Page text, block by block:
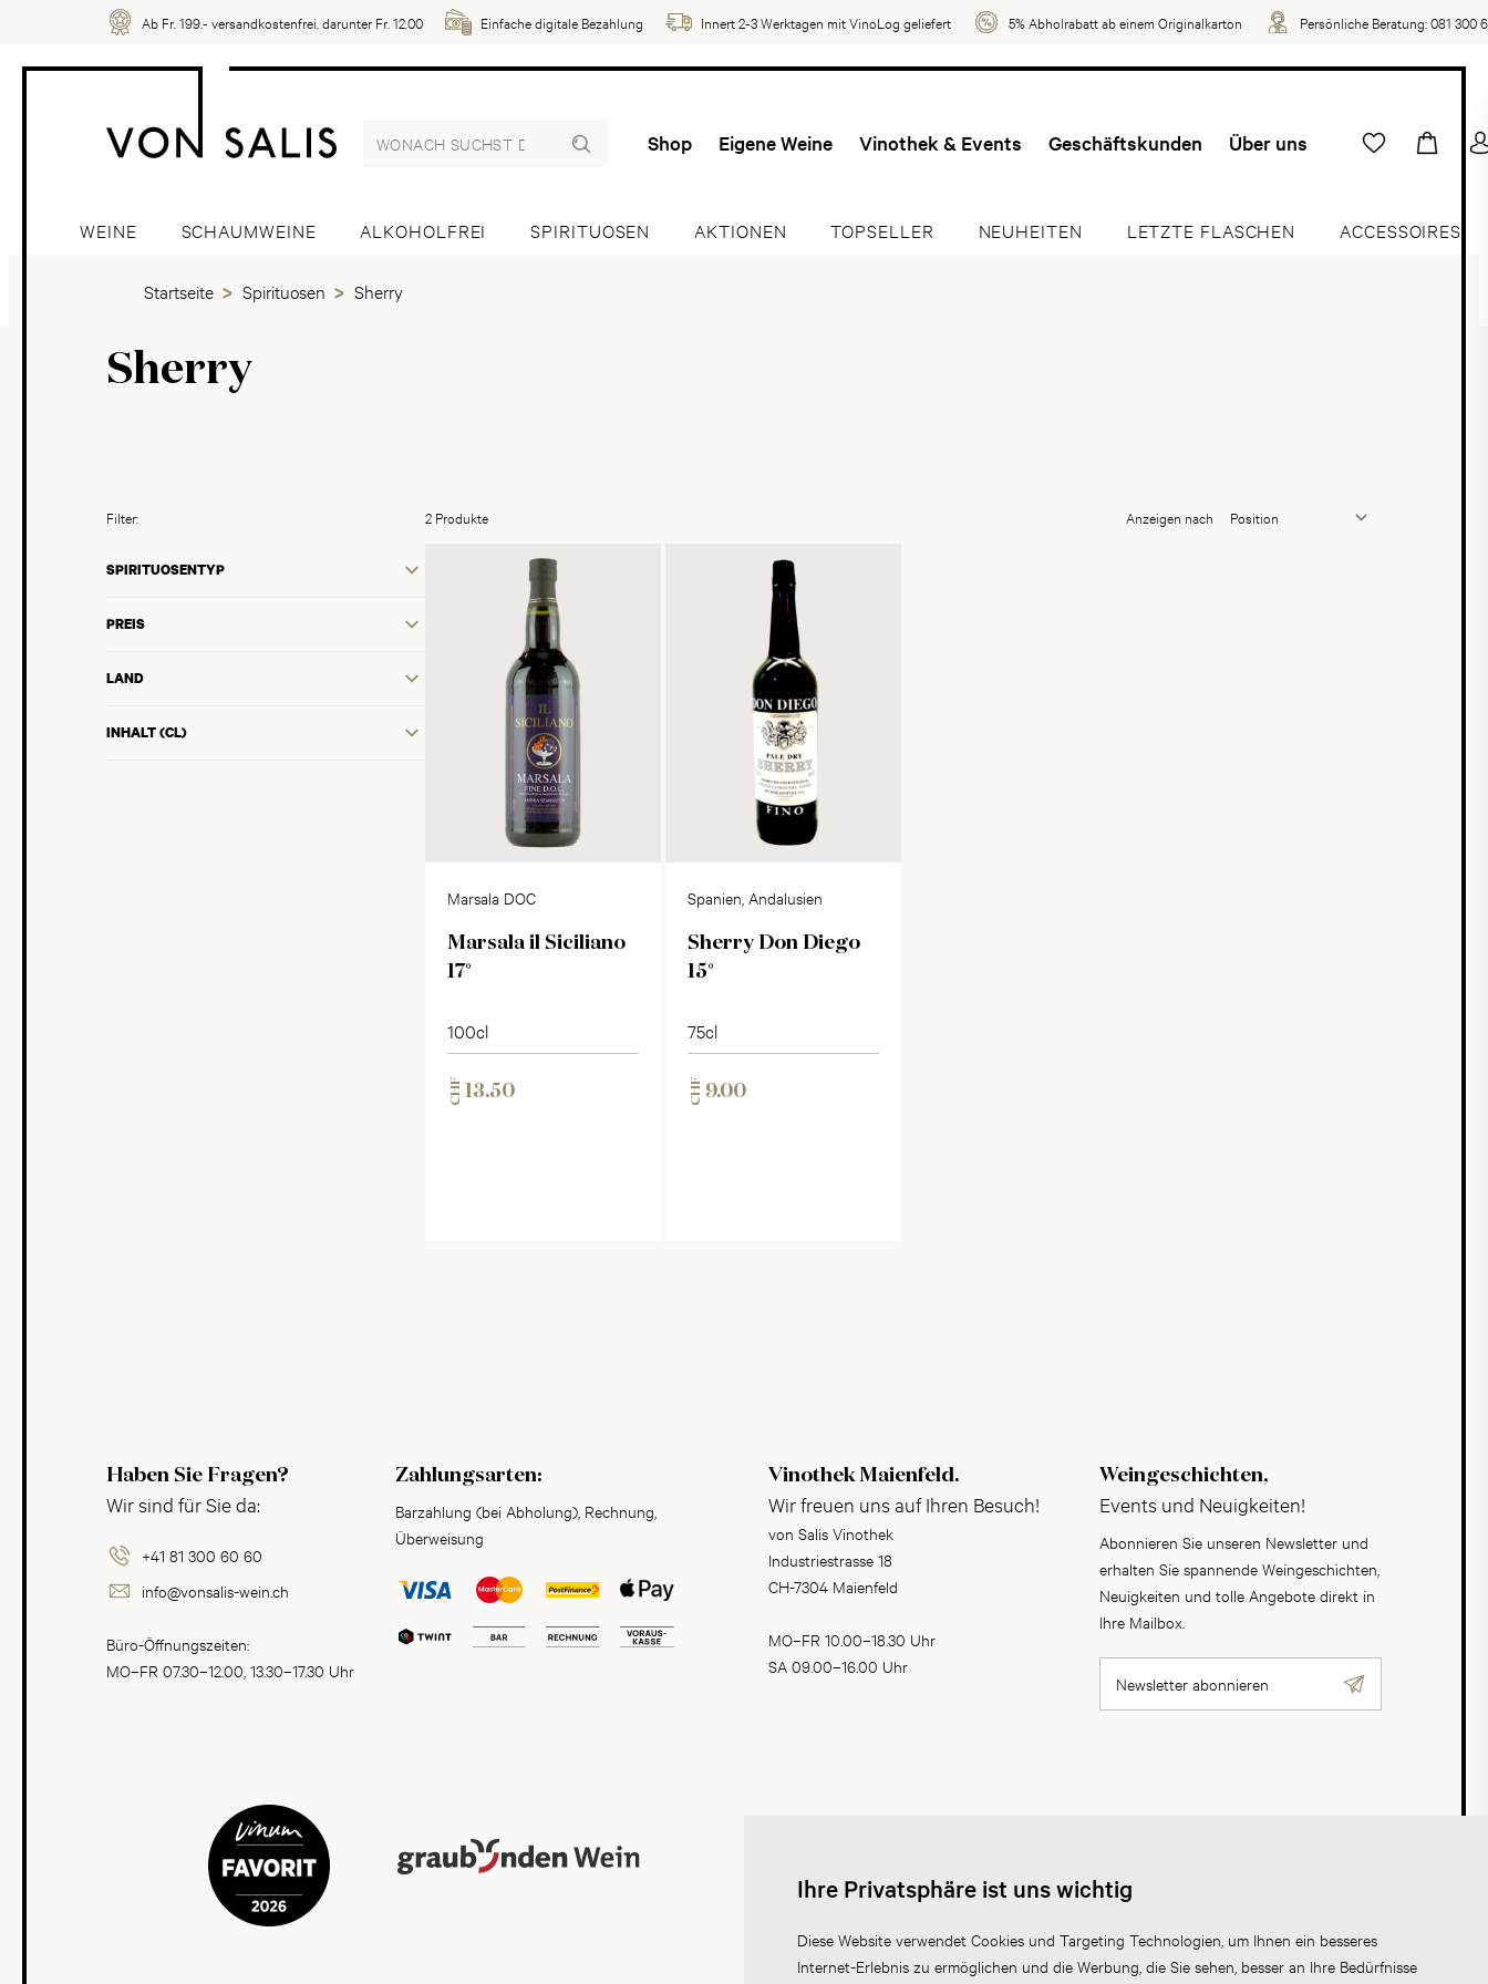
Ihre Privatsphäre ist uns wichtig
Diese Website verwendet Cookies und Targeting Technologien, um Ihnen ein besseres
Internet-Erlebnis zu ermöglichen und die Werbung, die Sie sehen, besser an Ihre Bedürfnisse
Ab Fr. 199.- versandkostenfrei, darunter Fr. 12.00 Einfache digitale Bezahlung Innert 2-3 Werktagen mit VinoLog geliefert 5% Abholrabatt ab einem Originalkarton Persönliche Beratung:081 300
Shop Eigene Weine Vinothek & Events Geschäftskunden Über uns
WEINE SCHAUMWEINE ALKOHOLFREI SPIRITUOSEN AKTIONEN TOPSELLER NEUHEITEN LETZTE FLASCHEN ACCESSOIRES
Startseite Spirituosen Sherry
Sherry
Filter:
SPIRITUOSENTYP
PREIS
LAND
INHALT (CL)
2 Produkte Anzeigen nach
Marsala DOC
Marsala il Siciliano
17°
100cl
CHF 13.50
Spanien, Andalusien
Sherry Don Diego
15°
75cl
CHF 9.00
Haben Sie Fragen?
Wir sind für Sie da:
+41 81 300 60 60
info@vonsalis-wein.ch
Büro-Öffnungszeiten:
MO–FR 07.30–12.00, 13.30–17.30 Uhr
Zahlungsarten:
Barzahlung (bei Abholung), Rechnung,
Überweisung
Vinothek Maienfeld.
Wir freuen uns auf Ihren Besuch!
von Salis Vinothek
Industriestrasse 18
CH-7304 Maienfeld
MO–FR 10.00–18.30 Uhr
SA 09.00–16.00 Uhr
Weingeschichten,
Events und Neuigkeiten!
Abonnieren Sie unseren Newsletter und
erhalten Sie spannende Weingeschichten,
Neuigkeiten und tolle Angebote direkt in
Ihre Mailbox.
Newsletter abonnieren